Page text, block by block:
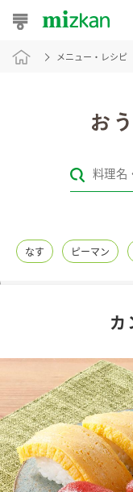
おうちレシピ
レシピカテゴリ一覧
レシピ名特集
商品カテゴリ
酢
新商品一覧
キャンペーン情報
メニュー・レシピ
なす ピーマン
カ